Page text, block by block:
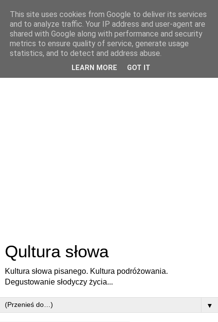
Qultura słowa
Kultura słowa pisanego. Kultura podróżowania.
Degustowanie słodyczy życia...
▼
This site uses cookies from Google to deliver its services
and to analyze traffic. Your IP address and user-agent are
shared with Google along with performance and security
metrics to ensure quality of service, generate usage
statistics, and to detect and address abuse.
LEARN MORE GOT IT